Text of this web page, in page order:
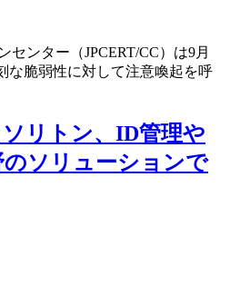
センター（JPCERT/CC）は9月
な脆弱性に対して注意喚起を呼
リトン、ID管理や
ソリューションで